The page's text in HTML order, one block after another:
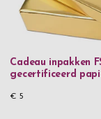
Cadeau inpakken
gecertificeerd
€ 5